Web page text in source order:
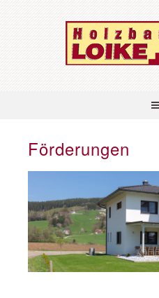
Förderungen